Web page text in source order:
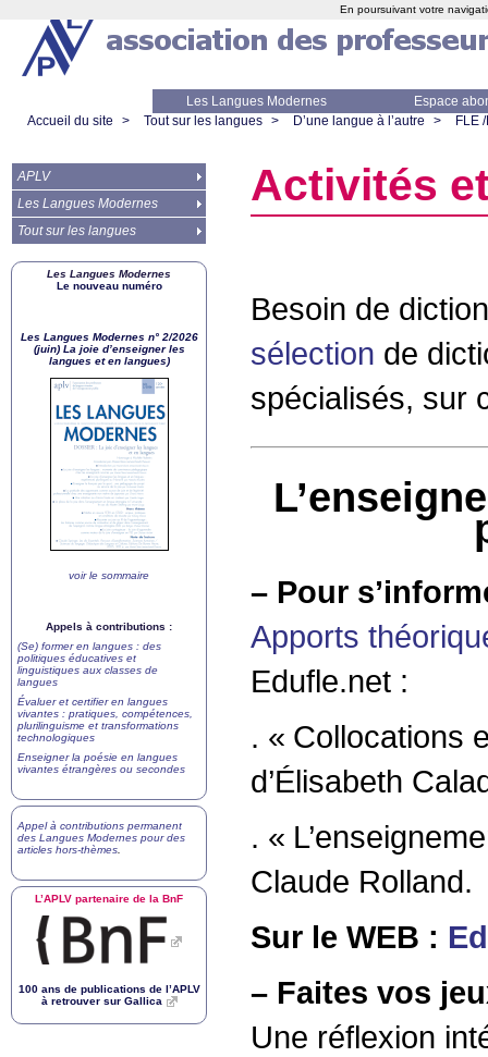
Les Langues Modernes
Espace
Accueil du site
> Tout sur les langues > D’une langue à l’autre > FLE
Activités
Besoin de
sélection de
spécialisés, sur
– Pour
Apports
Edufle.net :
. « Collocations
d’Élisabeth
. «
Claude Rolland.
Sur le WEB :
– Faites vos
Une réflexion
APLV
Les Langues Modernes
Tout sur les langues
Les Langues Modernes
Le nouveau numéro
Les Langues Modernes n° 2/2026
(juin) La joie d’enseigner les
langues et en langues)
voir le sommaire
Appels à contributions :
(Se) former en langues : des
politiques éducatives et
linguistiques aux classes de
langues
Évaluer et certifier en langues
vivantes : pratiques, compétences,
plurilinguisme et transformations
technologiques
Enseigner la poésie en langues
vivantes étrangères ou secondes
Appel à contributions permanent
des Langues Modernes pour des
articles hors-thèmes
L’APLV partenaire de la BnF
100 ans de publications de l’APLV
à retrouver sur Gallica
En poursuivant votre